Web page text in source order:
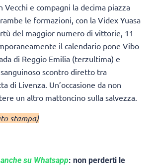
Vecchi e compagni la decima piazza
le formazioni, con la Videx Yuasa
del maggior numero di vittorie, 11
il calendario pone Vibo
di Reggio Emilia (terzultima) e
scontro diretto tra
di Livenza. Un’occasione da non
un altro mattoncino sulla salvezza.
stampa)
su Whatsapp: non perderti le